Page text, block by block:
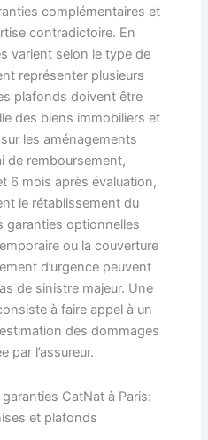
complémentaires et
contradictoire. En
varient selon le type de
représenter plusieurs
plafonds doivent être
des biens immobiliers et
les aménagements
de remboursement,
6 mois après évaluation,
le rétablissement du
garanties optionnelles
ou la couverture
d’urgence peuvent
de sinistre majeur. Une
à faire appel à un
des dommages
par l’assureur.
CatNat à Paris:
et plafonds